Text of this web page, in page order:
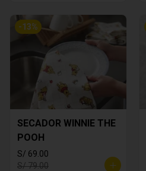
-13%
SECADOR WINNIE THE
POOH
S/ 69.00
S/ 79.00